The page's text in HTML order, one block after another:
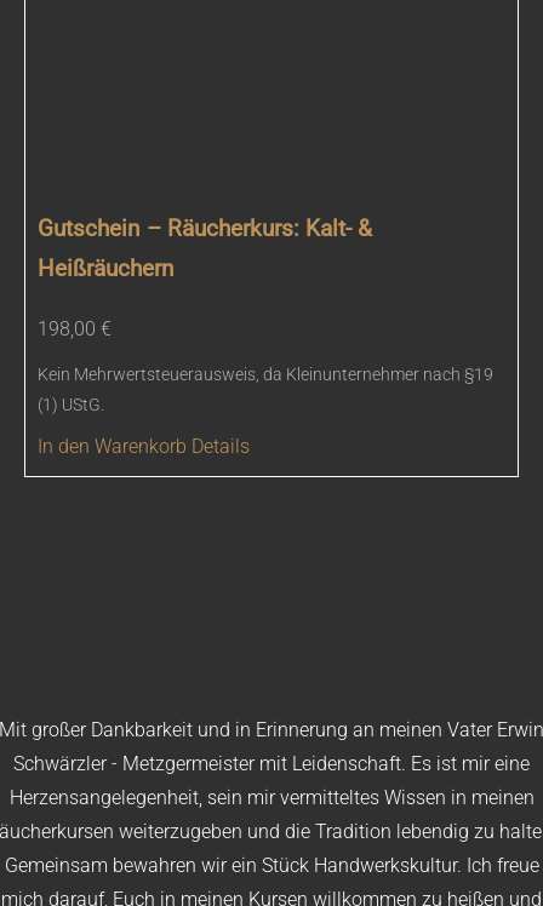
Gutschein – Räucherkurs: Kalt- &
Heißräuchern
198,00 €
Kein Mehrwertsteuerausweis, da Kleinunternehmer nach §19
(1) UStG.
In den Warenkorb Details
Mit großer Dankbarkeit und in Erinnerung an meinen Vater Erwin
Schwärzler - Metzgermeister mit Leidenschaft. Es ist mir eine
Herzensangelegenheit, sein mir vermitteltes Wissen in meinen
weiterzugeben und die Tradition lebendig zu
Gemeinsam bewahren wir ein Stück Handwerkskultur. Ich freue
mich darauf, Euch in meinen Kursen willkommen zu heißen und